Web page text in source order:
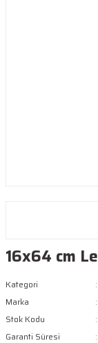
16x64 cm
Kategori
Marka
Stok Kodu
Garanti Süresi